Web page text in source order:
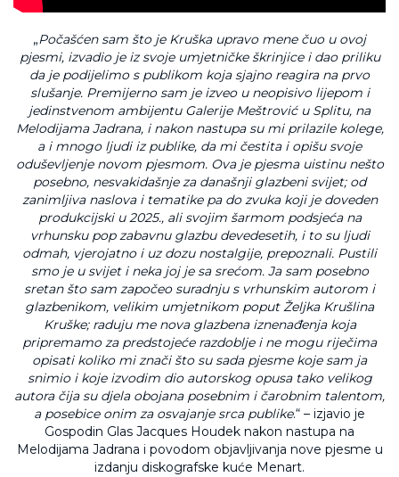
„Počašćen sam što je Kruška upravo mene čuo u ovoj
pjesmi, izvadio je iz svoje umjetničke škrinjice i dao priliku
da je podijelimo s publikom koja sjajno reagira na prvo
slušanje. Premijerno sam je izveo u neopisivo lijepom i
jedinstvenom ambijentu Galerije Meštrović u Splitu, na
Melodijama Jadrana, i nakon nastupa su mi prilazile kolege,
a i mnogo ljudi iz publike, da mi čestita i opišu svoje
oduševljenje novom pjesmom. Ova je pjesma uistinu nešto
posebno, nesvakidašnje za današnji glazbeni svijet; od
zanimljiva naslova i tematike pa do zvuka koji je doveden
produkcijski u 2025., ali svojim šarmom podsjeća na
vrhunsku pop zabavnu glazbu devedesetih, i to su ljudi
odmah, vjerojatno i uz dozu nostalgije, prepoznali. Pustili
smo je u svijet i neka joj je sa srećom. Ja sam posebno
sretan što sam započeo suradnju s vrhunskim autorom i
glazbenikom, velikim umjetnikom poput Željka Krušlina
Kruške; raduju me nova glazbena iznenađenja koja
pripremamo za predstojeće razdoblje i ne mogu riječima
opisati koliko mi znači što su sada pjesme koje sam ja
snimio i koje izvodim dio autorskog opusa tako velikog
autora čija su djela obojana posebnim i čarobnim talentom,
a posebice onim za osvajanje srca publike.“ – izjavio je
Gospodin Glas Jacques Houdek nakon nastupa na
Melodijama Jadrana i povodom objavljivanja nove pjesme u
izdanju diskografske kuće Menart.